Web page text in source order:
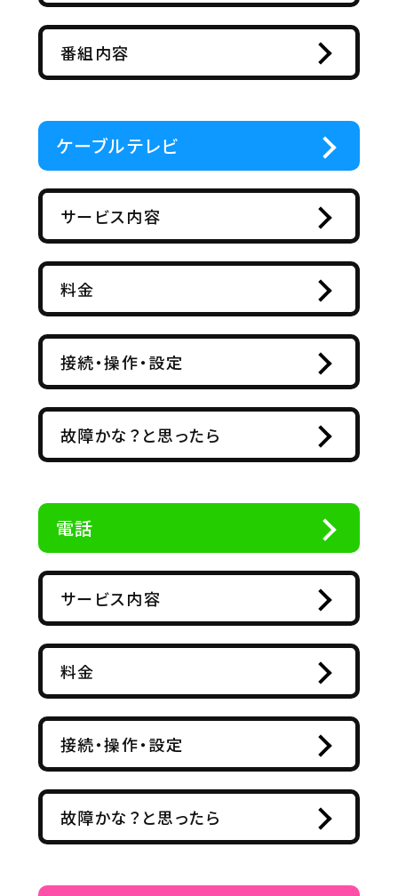
番組内容
ケーブルテレビ
サービス内容
料金
接続・操作・設定
故障かな？と思ったら
電話
サービス内容
料金
接続・操作・設定
故障かな？と思ったら